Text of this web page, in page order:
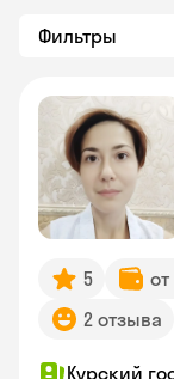
Фильтры
5
2 отзыва
Курский